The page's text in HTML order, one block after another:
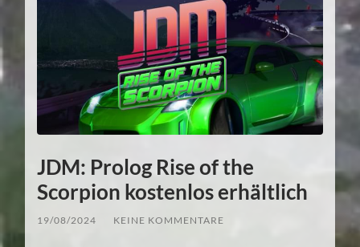
JDM: Prolog Rise of the
Scorpion kostenlos erhältlich
19/08/2024 KEINE KOMMENTARE